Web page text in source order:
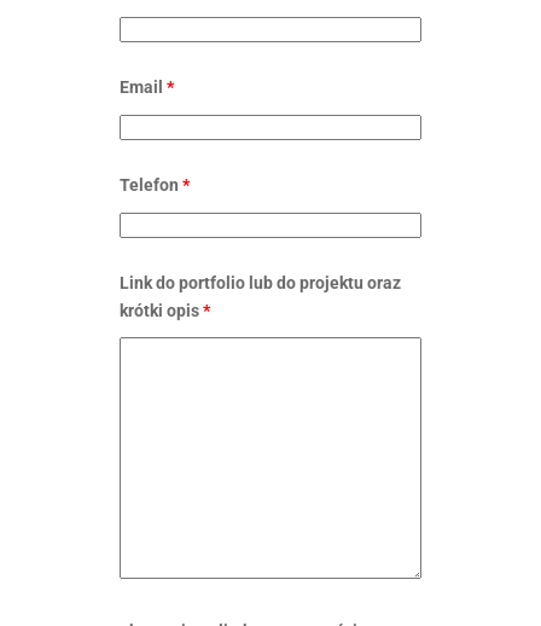
Email *
Telefon *
Link do portfolio lub do projektu oraz
krótki opis*